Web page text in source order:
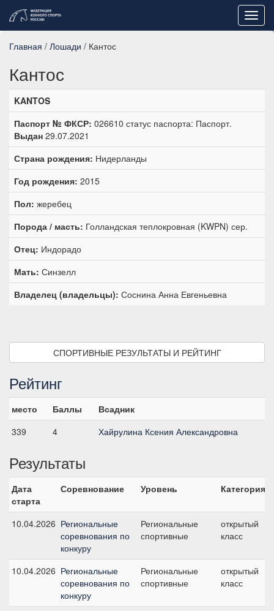
Главная / Лошади / Кантос
Кантос
KANTOS
Паспорт № ФКСР: 026610 статус паспорта: Паспорт.
Выдан 29.07.2021
Страна рождения: Нидерланды
Год рождения: 2015
Пол: жеребец
Порода / масть: Голландская теплокровная (KWPN) сер.
Отец: Индорадо
Мать: Синзелл
Владелец (владельцы): Соснина Анна Евгеньевна
СПОРТИВНЫЕ РЕЗУЛЬТАТЫ И РЕЙТИНГ
Рейтинг
место Баллы
Всадник
339
4 Хайрулина Ксения Александровна
Результаты
Дата
старта
Соревнование Уровень Категория
10.04.2026 Региональные
соревнования по
конкуру
Региональные
спортивные
открытый
класс
10.04.2026 Региональные
соревнования по
конкуру
Региональные
спортивные
открытый
класс